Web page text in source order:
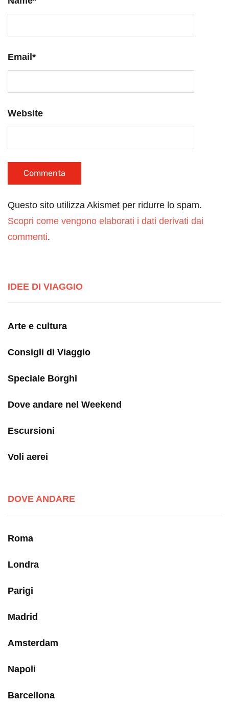
Email*
Website
Questo sito utilizza Akismet per ridurre lo spam.
Scopri come vengono elaborati i dati derivati dai
commenti.
IDEE DI VIAGGIO
Arte e cultura
Consigli di Viaggio
Speciale Borghi
Dove andare nel Weekend
Escursioni
Voli aerei
DOVE ANDARE
Roma
Londra
Parigi
Madrid
Amsterdam
Napoli
Barcellona